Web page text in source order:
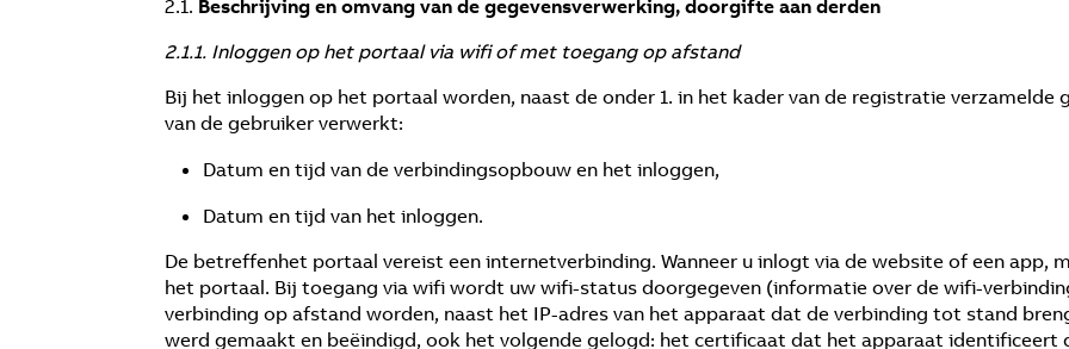
2.1. Beschrijving en omvang van de gegevensverwerking, doorgifte aan derden
2.1.1. Inloggen op het portaal via wifi of met toegang op afstand
Bij het inloggen op het portaal worden, naast de onder 1. in het kader van de registratie verzamelde
van de gebruiker verwerkt:
Datum en tijd van de verbindingsopbouw en het inloggen,
Datum en tijd van het inloggen.
De betreffenhet portaal vereist een internetverbinding. Wanneer u inlogt via de website of een app,
het portaal. Bij toegang via wifi wordt uw wifi-status doorgegeven (informatie over de wifi-
verbinding op afstand worden, naast het IP-adres van het apparaat dat de verbinding tot stand
werd gemaakt en beëindigd, ook het volgende gelogd: het certificaat dat het apparaat identificeert